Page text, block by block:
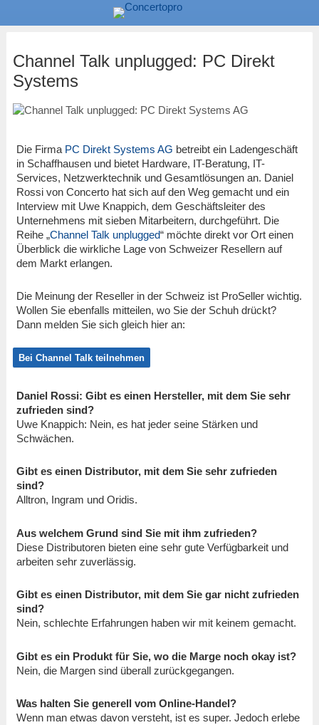
Channel Talk unplugged: PC Direkt
Systems
Die Firma PC Direkt Systems AG betreibt ein Ladengeschäft
in Schaffhausen und bietet Hardware, IT-Beratung, IT-
Services, Netzwerktechnik und Gesamtlösungen an. Daniel
Rossi von Concerto hat sich auf den Weg gemacht und ein
Interview mit Uwe Knappich, dem Geschäftsleiter des
Unternehmens mit sieben Mitarbeitern, durchgeführt. Die
Reihe „Channel Talk unplugged“ möchte direkt vor Ort einen
Überblick die wirkliche Lage von Schweizer Resellern auf
dem Markt erlangen.
Die Meinung der Reseller in der Schweiz ist ProSeller wichtig.
Wollen Sie ebenfalls mitteilen, wo Sie der Schuh drückt?
Dann melden Sie sich gleich hier an:
Bei Channel Talk teilnehmen
Daniel Rossi: Gibt es einen Hersteller, mit dem Sie sehr
zufrieden sind?
Uwe Knappich: Nein, es hat jeder seine Stärken und
Schwächen.
Gibt es einen Distributor, mit dem Sie sehr zufrieden
sind?
Alltron, Ingram und Oridis.
Aus welchem Grund sind Sie mit ihm zufrieden?
Diese Distributoren bieten eine sehr gute Verfügbarkeit und
arbeiten sehr zuverlässig.
Gibt es einen Distributor, mit dem Sie gar nicht zufrieden
sind?
Nein, schlechte Erfahrungen haben wir mit keinem gemacht.
Gibt es ein Produkt für Sie, wo die Marge noch okay ist?
Nein, die Margen sind überall zurückgegangen.
Was halten Sie generell vom Online-Handel?
Wenn man etwas davon versteht, ist es super. Jedoch erlebe